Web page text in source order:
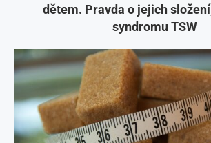
dětem. Pravda o jejich
syndromu TSW